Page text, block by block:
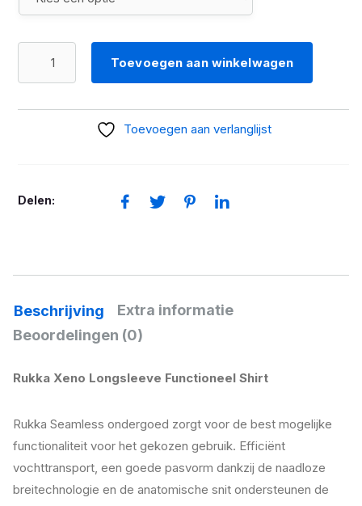
Toevoegen aan winkelwagen
Toevoegen aan verlanglijst
Delen:
Beschrijving
Extra informatie
Beoordelingen (0)
Rukka Xeno Longsleeve Functioneel Shirt
Rukka Seamless ondergoed zorgt voor de best mogelijke
functionaliteit voor het gekozen gebruik. Efficiënt
vochttransport, een goede pasvorm dankzij de naadloze
breitechnologie en de anatomische snit ondersteunen de